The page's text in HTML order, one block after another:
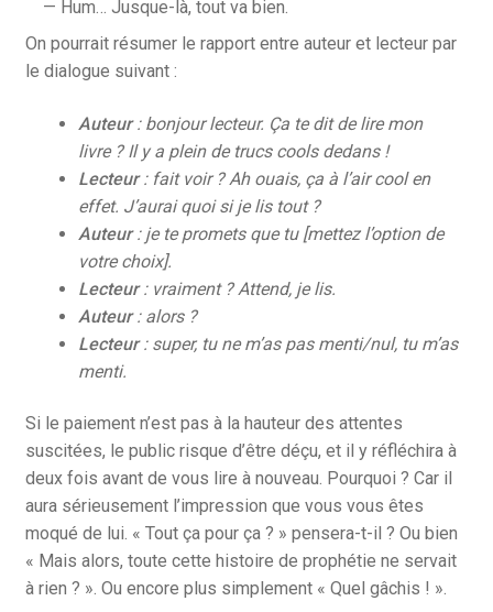
— Hum… Jusque-là, tout va bien.
On pourrait résumer le rapport entre auteur et lecteur par
le dialogue suivant :
Auteur: bonjour lecteur. Ça te dit de lire mon
livre ? Il y a plein de trucs cools dedans !
Lecteur: fait voir ? Ah ouais, ça à l’air cool en
effet. J’aurai quoi si je lis tout ?
Auteur: je te promets que tu [mettez l’option de
votre choix].
Lecteur: vraiment ? Attend, je lis.
Auteur: alors ?
Lecteur: super, tu ne m’as pas menti/nul, tu m’as
menti.
Si le paiement n’est pas à la hauteur des attentes
suscitées, le public risque d’être déçu, et il y réfléchira à
deux fois avant de vous lire à nouveau. Pourquoi ? Car il
aura sérieusement l’impression que vous vous êtes
moqué de lui. « Tout ça pour ça ? » pensera-t-il ? Ou bien
« Mais alors, toute cette histoire de prophétie ne servait
à rien ? ». Ou encore plus simplement « Quel gâchis ! ».